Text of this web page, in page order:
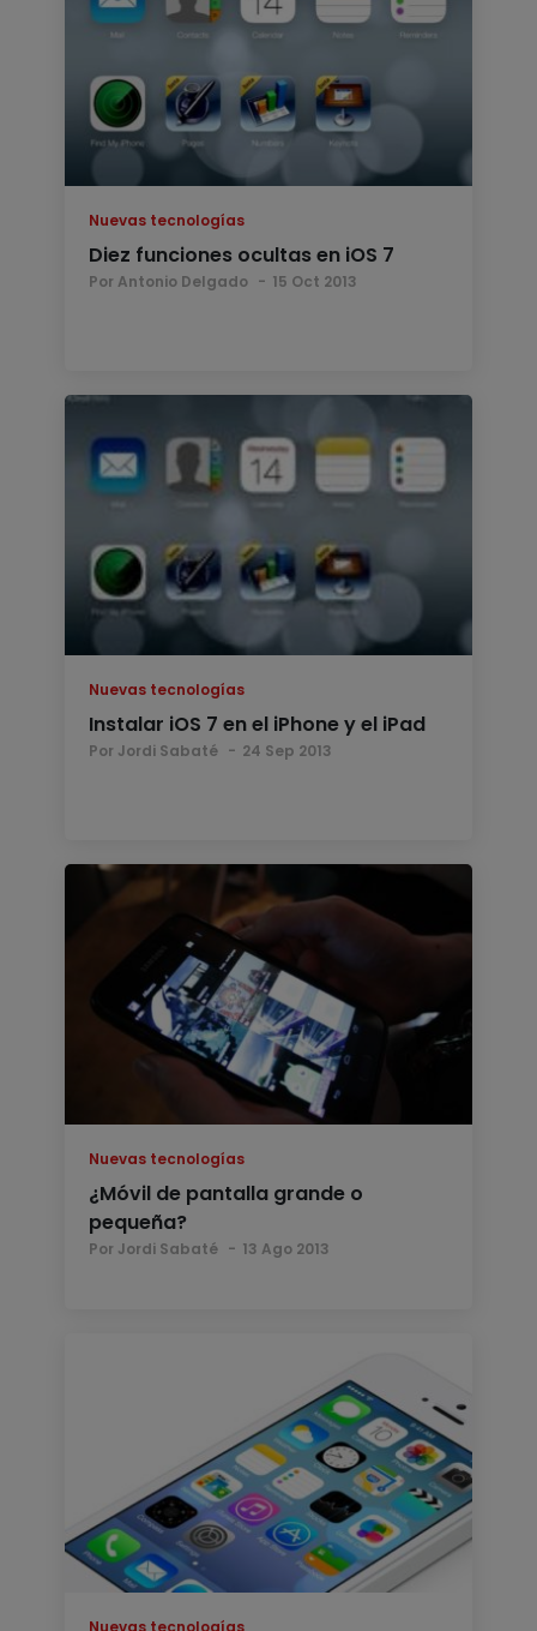
Nuevas tecnologías
Diez funciones ocultas en iOS 7
Por Antonio Delgado 15 Oct 2013
Nuevas tecnologías
Instalar iOS 7 en el iPhone y el iPad
Por Jordi Sabaté 24 Sep 2013
Nuevas tecnologías
¿Móvil de pantalla grande o
pequeña?
Por Jordi Sabaté 13 Ago 2013